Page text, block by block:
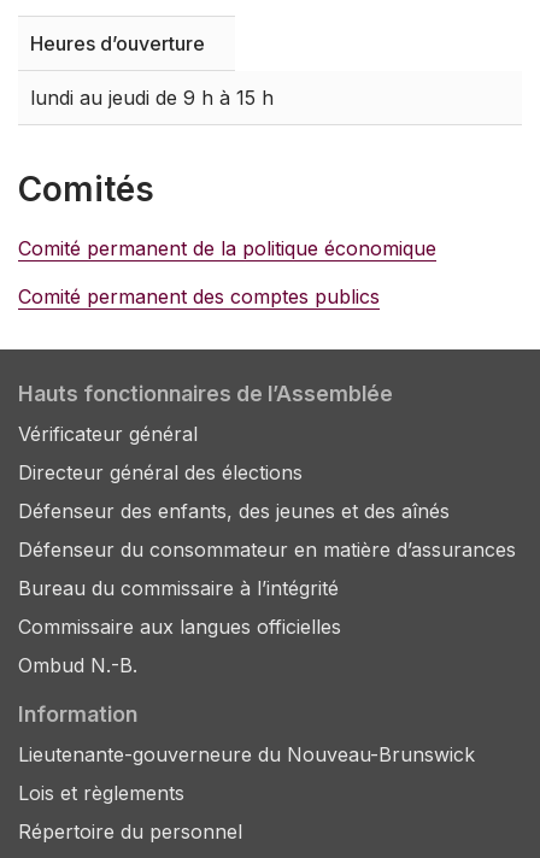
Heures d’ouverture
lundi au jeudi de 9 h à 15 h
Comités
Comité permanent de la politique économique
Comité permanent des comptes publics
Hauts fonctionnaires de l’Assemblée
Vérificateur général
Directeur général des élections
Défenseur des enfants, des jeunes et des aînés
Défenseur du consommateur en matière d’assurances
Bureau du commissaire à l’intégrité
Commissaire aux langues officielles
Ombud N.-B.
Information
Lieutenante-gouverneure du Nouveau-Brunswick
Lois et règlements
Répertoire du personnel